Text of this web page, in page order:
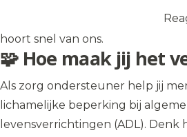
hoort snel van ons.
🧩 Hoe maak jij het
Als zorg ondersteuner help jij
lichamelijke beperking bij
levensverrichtingen (ADL). Denk